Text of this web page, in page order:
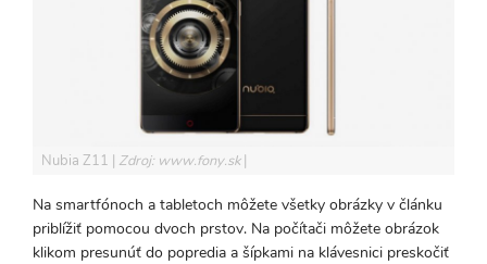
Nubia Z11 Zdroj: www.fony.sk
Na smartfónoch a tabletoch môžete všetky obrázky v článku
priblížiť pomocou dvoch prstov. Na počítači môžete obrázok
klikom presunúť do popredia a šípkami na klávesnici preskočiť